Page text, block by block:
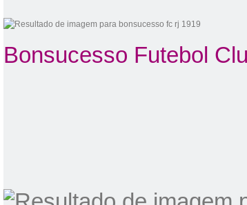
Bonsucesso Futebol